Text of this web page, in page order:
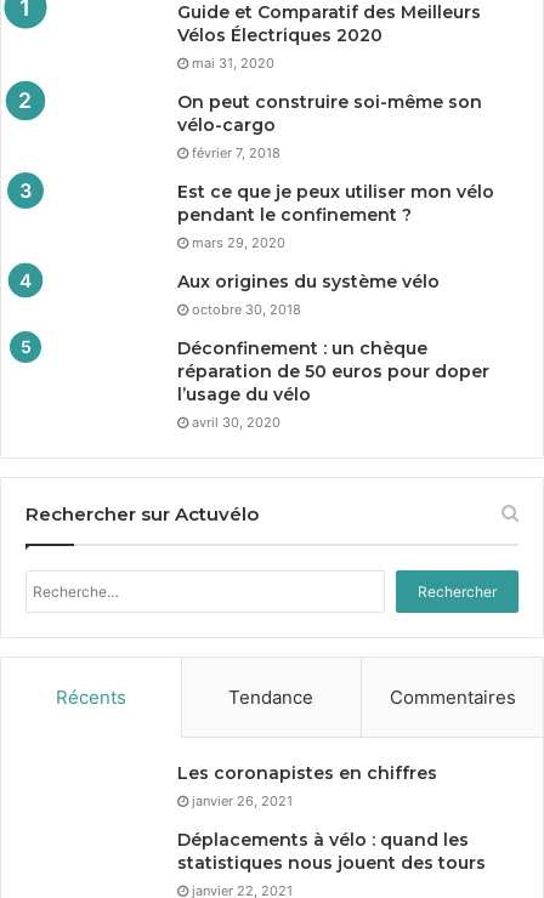
Guide et Comparatif des Meilleurs
Vélos Électriques 2020
mai 31, 2020
On peut construire soi-même son
vélo-cargo
février 7, 2018
Est ce que je peux utiliser mon vélo
pendant le confinement ?
mars 29, 2020
Aux origines du système vélo
octobre 30, 2018
Déconfinement : un chèque
réparation de 50 euros pour doper
l’usage du vélo
avril 30, 2020
Rechercher sur Actuvélo
Rechercher :
Récents Tendance Commentaires
Les coronapistes en chiffres
janvier 26, 2021
Déplacements à vélo : quand les
statistiques nous jouent des tours
janvier 22, 2021